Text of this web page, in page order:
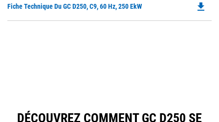
Fiche Technique Du GC D250, C9, 60 Hz, 250 EkW file_download
DÉCOUVREZ COMMENT GC D250 SE